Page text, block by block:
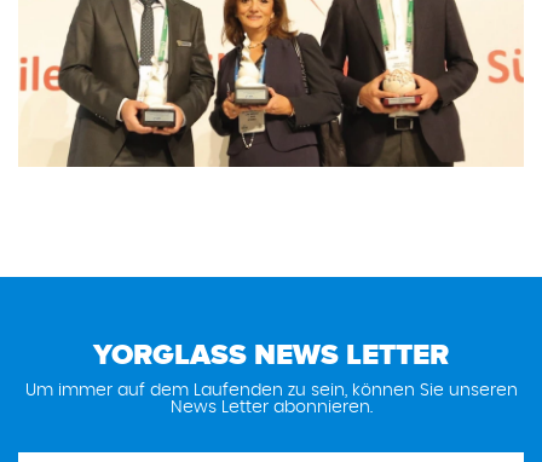
YORGLASS NEWS LETTER
Um immer auf dem Laufenden zu sein, können Sie unseren
News Letter abonnieren.